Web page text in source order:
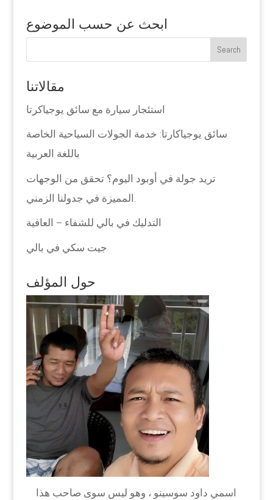
ابحث عن حسب الموضوع
مقالاتنا
استئجار سيارة مع سائق يوجياكرتا
سائق يوجياكارتا: خدمة الجولات السياحية الخاصة
باللغة العربية
تريد جولة في أوبود اليوم؟ تحقق من الوجهات
المميزة في جدولنا الزمني.
التدليك في بالي للشفاء – العافية
جيت سكي في بالي
حول المؤلف
اسمي داود سوسينو ، وهو ليس سوى صاحب هذا